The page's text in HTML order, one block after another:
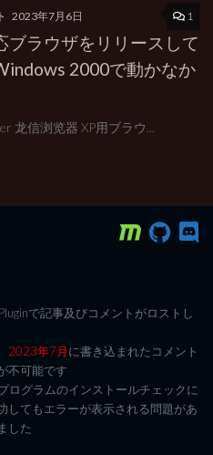
1
2023年7月6日
ブラウザをリリースして
2000で動かなか
龙信浏览器 XP用ブラウ...
で記事及びコメントがロストし
2023年7月に書き込まれたコメント
不可能です
ログラムのインストールチェックに
してもエラーが表示される問題があ
した